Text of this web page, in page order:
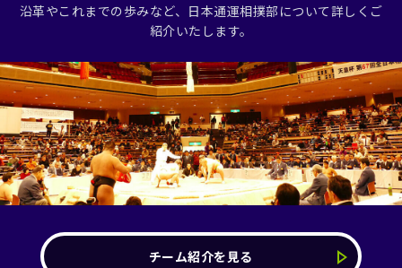
沿革やこれまでの歩みなど、日本通運相撲部について詳しくご
紹介いたします。
チーム紹介を見る